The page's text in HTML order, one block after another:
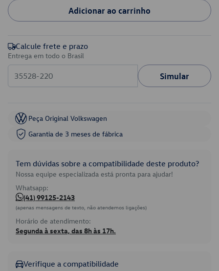
Adicionar ao carrinho
Calcule frete e prazo
Entrega em todo o Brasil
Simular
Peça Original Volkswagen
Garantia de 3 meses de fábrica
Tem dúvidas sobre a compatibilidade deste produto?
Nossa equipe especializada está pronta para ajudar!
Whatsapp:
(41) 99125-2143
(apenas mensagens de texto, não atendemos ligações)
Horário de atendimento:
Segunda à sexta, das 8h às 17h.
Verifique a compatibilidade